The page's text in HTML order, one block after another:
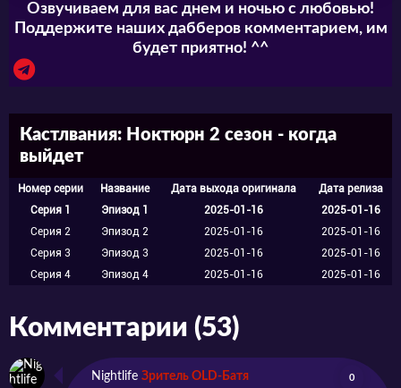
Озвучиваем для вас днем и ночью с любовью!
Поддержите наших дабберов комментарием, им
будет приятно! ^^
Кастлвания: Ноктюрн 2 сезон - когда
выйдет
Номер серии Название Дата выхода оригинала
Дата релиза
Серия 1
Эпизод 1 2025-01-16
2025-01-16
Серия 2
Эпизод 2 2025-01-16
2025-01-16
Серия 3
Эпизод 3 2025-01-16
2025-01-16
Серия 4
Эпизод 4 2025-01-16 2025-01-16
Комментарии (53)
Nightlife Зритель OLD-Батя 0